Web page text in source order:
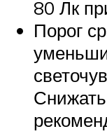
80 Лк
Порог